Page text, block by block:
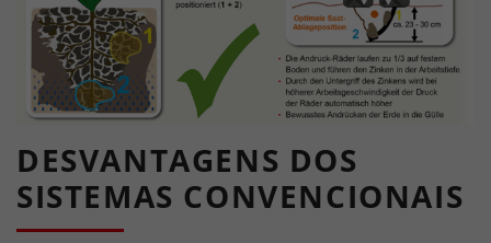
DESVANTAGENS DOS
SISTEMAS CONVENCIONAIS